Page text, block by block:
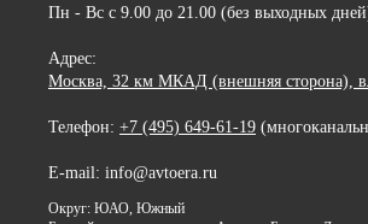
Пн - Вс с 9.00 до 21.00 (без выходных
Адрес:
Москва, 32 км МКАД (внешняя сторона),
Телефон: +7 (495) 649-61-19
E-mail: info@avtoera.ru
Округ: ЮАО, Южный